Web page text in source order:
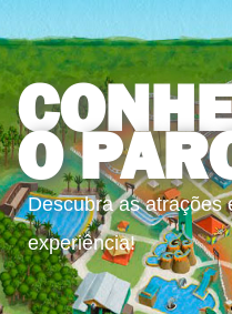
O
Descubra as atrações
experiência!